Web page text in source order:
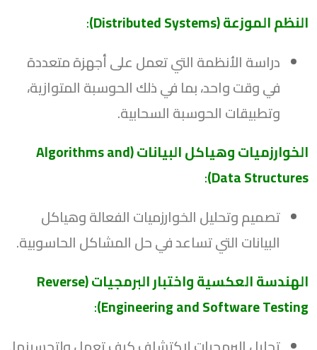
النظم الموزعة (Distributed Systems)
:
دراسة الأنظمة التي تعمل على أجهزة متعددة
في وقت واحد، بما في ذلك الحوسبة المتوازية،
وتطبيقات الحوسبة السحابية.
الخوارزميات وهياكل البيانات (Algorithms and
Data Structures)
:
تصميم وتحليل الخوارزميات الفعالة وهياكل
البيانات التي تساعد في حل المشاكل الحاسوبية.
الهندسة العكسية واختبار البرمجيات (Reverse
Engineering and Software Testing)
: